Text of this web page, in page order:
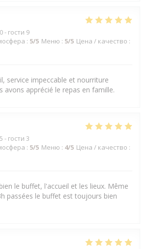
- гости 9
: 5/5 Меню : 5/5 Цена / качество :
service impeccable et nourriture
avons apprécié le repas en famille.
- гости 3
: 5/5 Меню : 4/5 Цена / качество :
le buffet, l'accueil et les lieux. Même
passées le buffet est toujours bien